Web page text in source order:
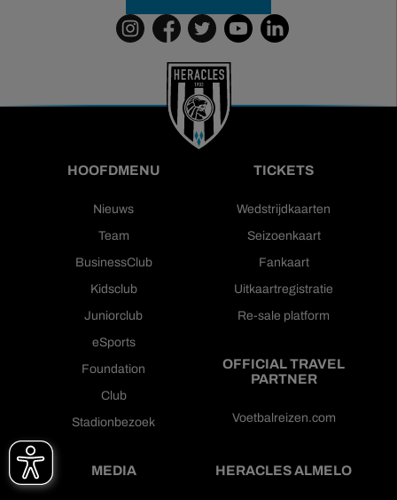
HOOFDMENU
Nieuws
Team
BusinessClub
Kidsclub
Juniorclub
eSports
Foundation
Club
Stadionbezoek
TICKETS
Wedstrijdkaarten
Seizoenkaart
Fankaart
Uitkaartregistratie
Re-sale platform
OFFICIAL TRAVEL
PARTNER
Voetbalreizen.com
MEDIA HERACLES ALMELO